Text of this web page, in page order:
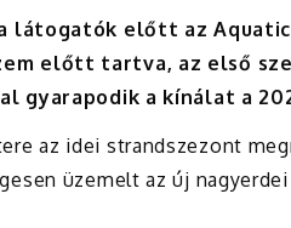
látogatók előtt az
előtt tartva, az első
gyarapodik a kínálat a
az idei strandszezont
üzemelt az új